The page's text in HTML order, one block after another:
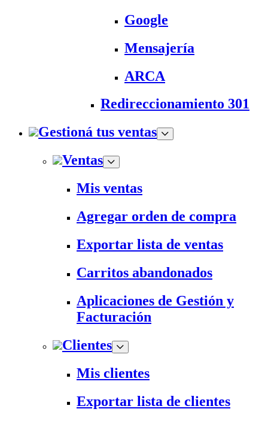
Google
Mensajería
ARCA
Redireccionamiento 301
Gestioná tus ventas
Ventas
Mis ventas
Agregar orden de compra
Exportar lista de ventas
Carritos abandonados
Aplicaciones de Gestión y
Facturación
Clientes
Mis clientes
Exportar lista de clientes